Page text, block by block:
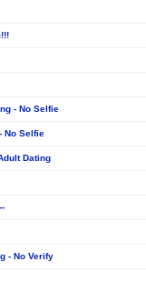
- No Selfie
No Selfie
Dating
- No Verify